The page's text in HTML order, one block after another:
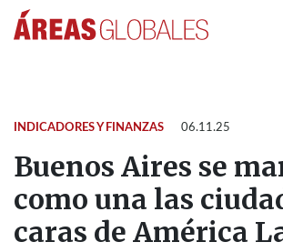
INDICADORES Y FINANZAS 06.11.25
Buenos Aires se
como una las
caras de América